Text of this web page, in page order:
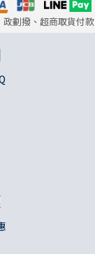
政劃撥、超商取貨付款